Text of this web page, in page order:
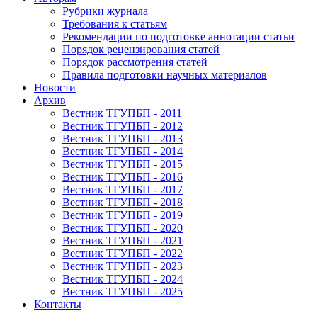
Рубрики журнала
Требования к статьям
Рекомендации по подготовке аннотации статьи
Порядок рецензирования статей
Порядок рассмотрения статей
Правила подготовки научных материалов
Новости
Архив
Вестник ТГУПБП - 2011
Вестник ТГУПБП - 2012
Вестник ТГУПБП - 2013
Вестник ТГУПБП - 2014
Вестник ТГУПБП - 2015
Вестник ТГУПБП - 2016
Вестник ТГУПБП - 2017
Вестник ТГУПБП - 2018
Вестник ТГУПБП - 2019
Вестник ТГУПБП - 2020
Вестник ТГУПБП - 2021
Вестник ТГУПБП - 2022
Вестник ТГУПБП - 2023
Вестник ТГУПБП - 2024
Вестник ТГУПБП - 2025
Контакты